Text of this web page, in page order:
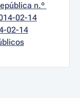
n.º
02-14
02-14